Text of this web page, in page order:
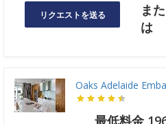
リクエストを送る
また
は
Oaks Adelaide
最低料金